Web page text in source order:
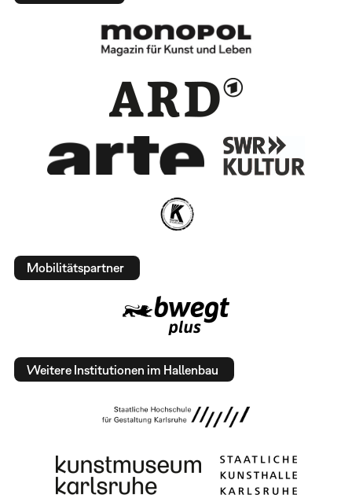
Mobilitätspartner
Weitere Institutionen im Hallenbau